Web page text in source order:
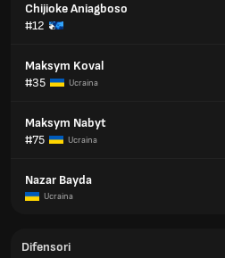
Chijioke Aniagboso
#12
Maksym Koval
#35
Ucraina
Maksym Nabyt
#75
Ucraina
Nazar Bayda
Ucraina
Difensori